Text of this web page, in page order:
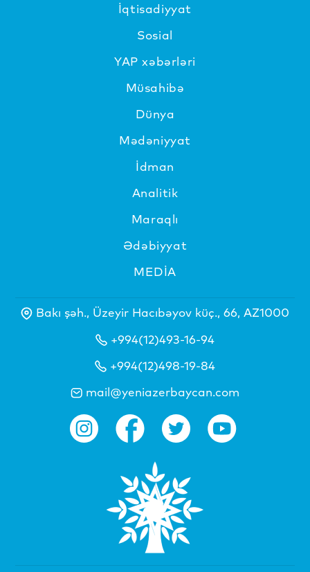
İqtisadiyyat
Sosial
YAP xəbərləri
Müsahibə
Dünya
Mədəniyyat
İdman
Analitik
Maraqlı
Ədəbiyyat
MEDİA
Bakı şəh., Üzeyir Hacıbəyov küç., 66, AZ1000
+994(12)493-16-94
+994(12)498-19-84
mail@yeniazerbaycan.com